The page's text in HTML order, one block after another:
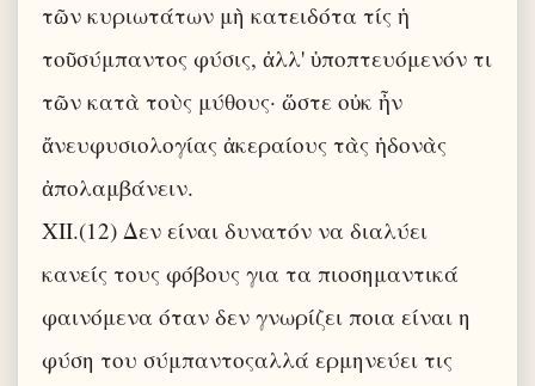
τῶν κυριωτάτων μὴ κατειδότα τίς ἡ
τοῦσύμπαντος φύσις, ἀλλ' ὑποπτευόμενόν τι
τῶν κατὰ τοὺς μύθους· ὥστε οὐκ ἦν
ἄνευφυσιολογίας ἀκεραίους τὰς ἡδονὰς
ἀπολαμβάνειν.
XII.(12) Δεν είναι δυνατόν να διαλύει
κανείς τους φόβους για τα πιοσημαντικά
φαινόμενα όταν δεν γνωρίζει ποια είναι η
φύση του σύμπαντοςαλλά ερμηνεύει τις